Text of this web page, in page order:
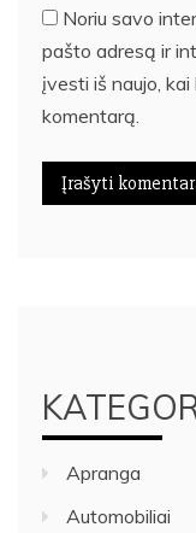
Noriu savo
pašto adresą ir
įvesti iš naujo,
komentarą.
Apranga
Automobiliai